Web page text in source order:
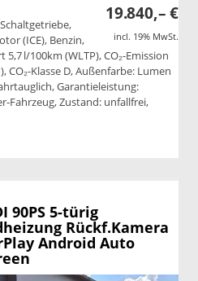
19.840,– €
incl. 19% MwSt.
Schaltgetriebe,
(ICE), Benzin,
l/100km (WLTP), CO₂-Emission
CO₂-Klasse D, Außenfarbe: Lumen
Garantieleistung:
Fahrzeug, Zustand: unfallfrei,
drucken
90PS 5-türig
Rückf.Kamera
Android Auto